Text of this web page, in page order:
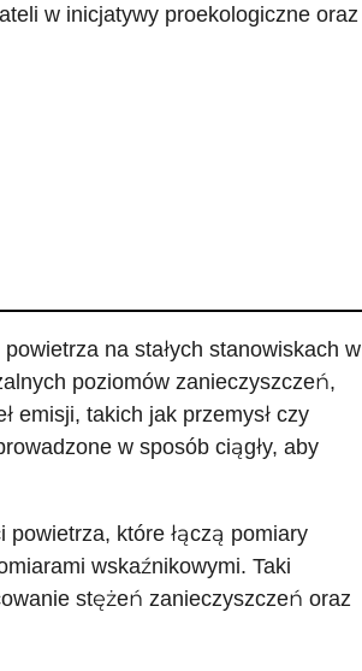
w inicjatywy proekologiczne oraz
na stałych stanowiskach w
poziomów zanieczyszczeń,
emisji, takich jak przemysł czy
w sposób ciągły, aby
które łączą pomiary
wskaźnikowymi. Taki
stężeń zanieczyszczeń oraz